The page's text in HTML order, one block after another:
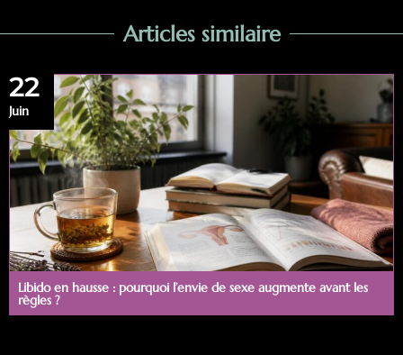
Articles similaire
22
Juin
Libido en hausse : pourquoi l’envie de sexe augmente avant les
règles ?